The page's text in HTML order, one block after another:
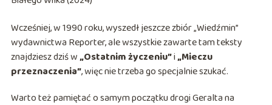
Wcześniej, w 1990 roku, wyszedł jeszcze zbiór „Wiedźmin”
wydawnictwa Reporter, ale wszystkie zawarte tam teksty
znajdziesz dziś w„Ostatnim życzeniu”i„Mieczu
przeznaczenia”, więc nie trzeba go specjalnie szukać.
Warto też pamiętać o samym początku drogi Geralta na